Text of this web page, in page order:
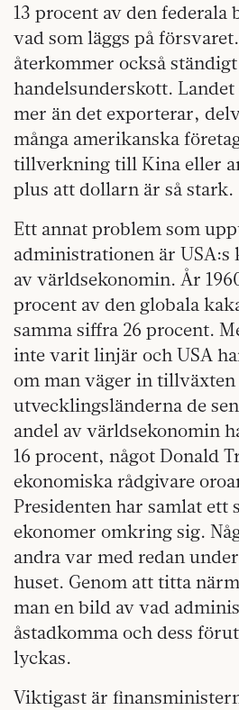
13 procent av den federala
vad som läggs på
återkommer också
handelsunderskott.
mer än det exporterar,
många amerikanska
tillverkning till Kina eller
plus att dollarn är så stark.
Ett annat problem som
administrationen är
av världsekonomin. År
procent av den globala
samma siffra 26 procent.
inte varit linjär och USA
om man väger in
utvecklingsländerna de
andel av världsekonomin
16 procent, något Donald
ekonomiska rådgivare
Presidenten har samlat ett
ekonomer omkring sig.
andra var med redan
huset. Genom att titta
man en bild av vad
åstadkomma och dess
lyckas.
Viktigast är